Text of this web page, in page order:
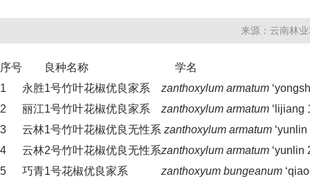
来源：云南林
序号 良种名称
学名
1
永胜1号竹叶花椒优良家系 zanthoxylum armatum
2
丽江1号竹叶花椒优良家系 zanthoxylum armatum ‘lijiang
3
云林1号竹叶花椒优良无性系 zanthoxylum armatum ‘yunlin
4
云林2号竹叶花椒优良无性系zanthoxylum armatum ‘yunlin
5
巧青1号花椒优良家系 zanthoxyum bungeanum